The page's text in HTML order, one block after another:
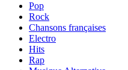
Pop
Rock
Chansons françaises
Electro
Hits
Rap